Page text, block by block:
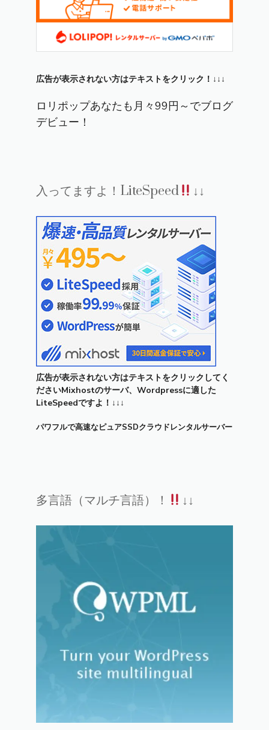
広告が表示されない方はテキストをクリック！↓↓↓
ロリポップあなたも月々99円～でブログ
デビュー！
入ってますよ！LiteSpeed ↓↓
広告が表示されない方はテキストをクリックしてく
ださいMixhostのサーバ、Wordpressに適した
LiteSpeedですよ！↓↓↓
パワフルで高速なピュアSSDクラウドレンタルサーバー
多言語（マルチ言語）！ ↓↓